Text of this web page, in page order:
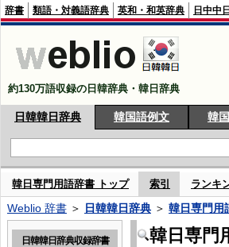
辞書 類語・対義語辞典 英和・和英辞典 日中中
約130万語収録の日韓辞典・韓日辞典
日韓韓日辞典 韓国語例文 韓
韓日専門用語辞書 トップ 索引 ランキ
Weblio 辞書 ＞ 日韓韓日辞典 ＞ 韓日専門用
韓日専門
日韓韓日辞典収録辞書